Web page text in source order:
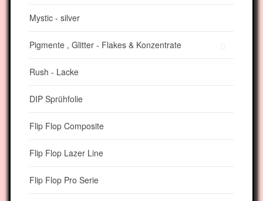
Mystic - silver
Pigmente , Glitter - Flakes & Konzentrate
Rush - Lacke
DIP Sprühfolie
Flip Flop Composite
Flip Flop Lazer Line
Flip Flop Pro Serie